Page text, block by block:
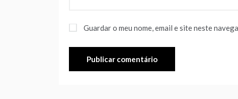
Guardar o meu nome, email e site neste